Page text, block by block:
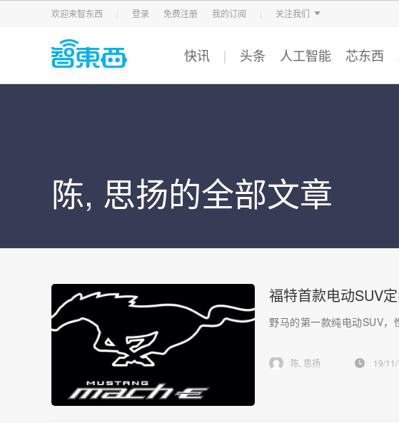
欢迎来智东西 登录 免费注册 我的订阅 关注我们
智东西 车东西 芯东西 智猩猩
快讯 头条 人工智能 芯东西
陈, 思扬的全部文章
福特首款电动SUV
野马的第一款纯电动SUV，
陈, 思扬 19/